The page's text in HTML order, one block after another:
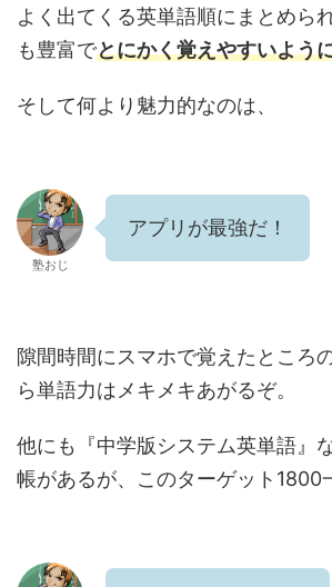
よく出てくる英単語順にまとめら
も豊富でとにかく覚えやすいよう
そして何より魅力的なのは、
塾おじ
アプリが最強だ！
隙間時間にスマホで覚えたところ
ら単語力はメキメキあがるぞ。
他にも『中学版システム英単語』
帳があるが、このターゲット1800